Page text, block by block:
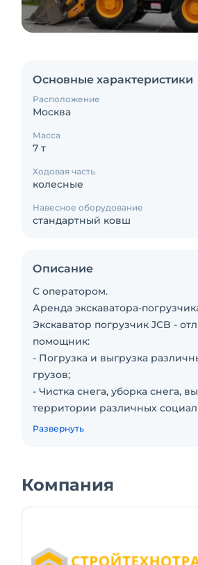
Основные характеристики
Расположение
Москва
Масса
7 т
Ходовая часть
колесные
Навесное оборудование
стандартный ковш
Описание
С оператором.
Аренда экскаватора-
Экскаватор погрузчик JCB -
помощник:
- Погрузка и выгрузка
грузов;
- Чистка снега, уборка снега,
территории различных
- Самых крупный и мощный в
- Откопка котлованов под
земляные работы;
временного
Развернуть
Компания